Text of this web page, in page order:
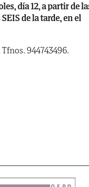
día 12, a partir de
de la tarde, en el
944743496.